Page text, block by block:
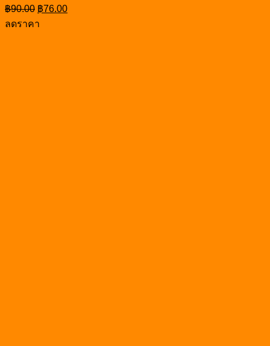
฿90.00 Original
price
was:
฿76.00Current
price
ลดราคา